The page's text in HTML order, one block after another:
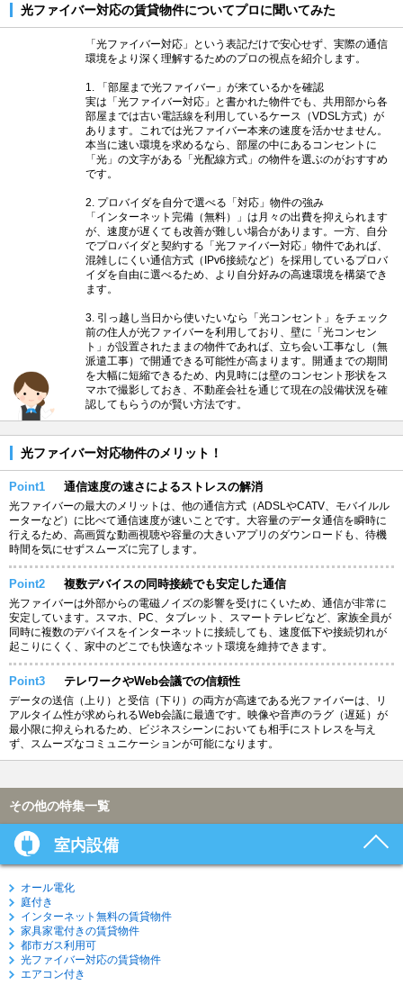
光ファイバー対応の賃貸物件についてプロに聞いてみた
「光ファイバー対応」という表記だけで安心せず、実際の通信
環境をより深く理解するためのプロの視点を紹介します。
1. 「部屋まで光ファイバー」が来ているかを確認
実は「光ファイバー対応」と書かれた物件でも、共用部から各
部屋までは古い電話線を利用しているケース（VDSL方式）が
あります。これでは光ファイバー本来の速度を活かせません。
本当に速い環境を求めるなら、部屋の中にあるコンセントに
「光」の文字がある「光配線方式」の物件を選ぶのがおすすめ
です。
2. プロバイダを自分で選べる「対応」物件の強み
「インターネット完備（無料）」は月々の出費を抑えられます
が、速度が遅くても改善が難しい場合があります。一方、自分
でプロバイダと契約する「光ファイバー対応」物件であれば、
混雑しにくい通信方式（IPv6接続など）を採用しているプロバ
イダを自由に選べるため、より自分好みの高速環境を構築でき
ます。
3. 引っ越し当日から使いたいなら「光コンセント」をチェック
前の住人が光ファイバーを利用しており、壁に「光コンセン
ト」が設置されたままの物件であれば、立ち会い工事なし（無
派遣工事）で開通できる可能性が高まります。開通までの期間
を大幅に短縮できるため、内見時には壁のコンセント形状をス
マホで撮影しておき、不動産会社を通じて現在の設備状況を確
認してもらうのが賢い方法です。
光ファイバー対応物件のメリット！
Point1 通信速度の速さによるストレスの解消
光ファイバーの最大のメリットは、他の通信方式（ADSLやCATV、モバイルル
ーターなど）に比べて通信速度が速いことです。大容量のデータ通信を瞬時に
行えるため、高画質な動画視聴や容量の大きいアプリのダウンロードも、待機
時間を気にせずスムーズに完了します。
Point2 複数デバイスの同時接続でも安定した通信
光ファイバーは外部からの電磁ノイズの影響を受けにくいため、通信が非常に
安定しています。スマホ、PC、タブレット、スマートテレビなど、家族全員が
同時に複数のデバイスをインターネットに接続しても、速度低下や接続切れが
起こりにくく、家中のどこでも快適なネット環境を維持できます。
Point3 テレワークやWeb会議での信頼性
データの送信（上り）と受信（下り）の両方が高速である光ファイバーは、リ
アルタイム性が求められるWeb会議に最適です。映像や音声のラグ（遅延）が
最小限に抑えられるため、ビジネスシーンにおいても相手にストレスを与え
ず、スムーズなコミュニケーションが可能になります。
その他の特集一覧
室内設備
オール電化
庭付き
インターネット無料の賃貸物件
家具家電付きの賃貸物件
都市ガス利用可
光ファイバー対応の賃貸物件
エアコン付き